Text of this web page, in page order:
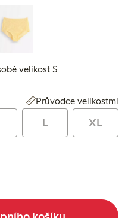
velikost S
Průvodce velikostmi
L XL